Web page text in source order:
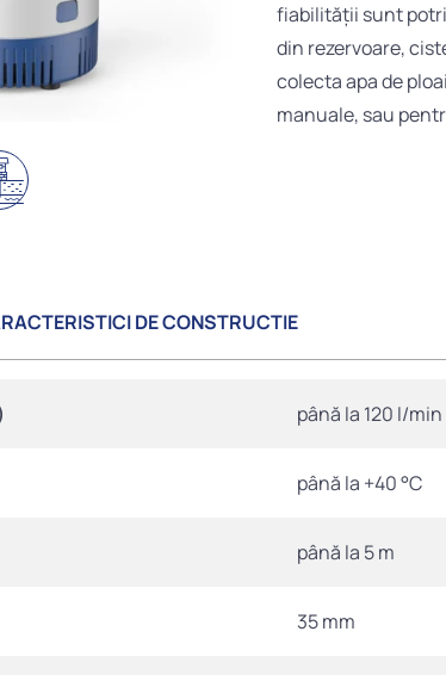
fiabilității sunt
din rezervoare,
colecta apa de
manuale, sau
DE CONSTRUCTIE
până la 120 l/
până la +40 °C
până la 5 m
35 mm